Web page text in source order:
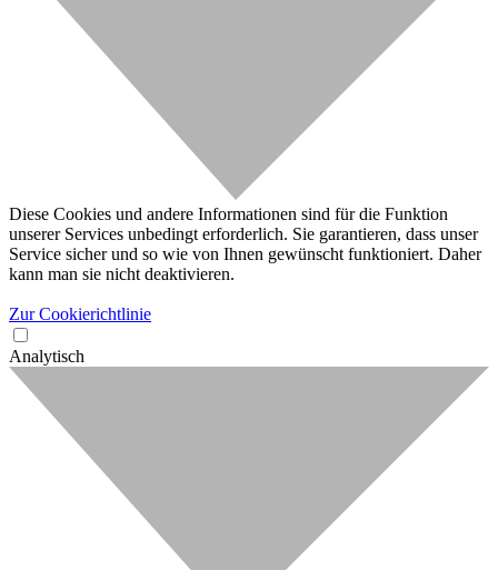
Diese Cookies und andere Informationen sind für die Funktion
unserer Services unbedingt erforderlich. Sie garantieren, dass unser
Service sicher und so wie von Ihnen gewünscht funktioniert. Daher
kann man sie nicht deaktivieren.
Zur Cookierichtlinie
Analytisch